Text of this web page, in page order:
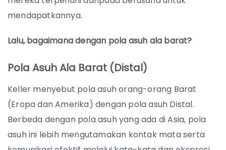
mendapatkannya.
Lalu, bagaimana dengan pola asuh ala barat?
Pola Asuh Ala Barat (Distal)
Keller menyebut pola asuh orang-orang Barat
(Eropa dan Amerika) dengan pola asuh Distal.
Berbeda dengan pola asuh yang ada di Asia, pola
asuh ini lebih mengutamakan kontak mata serta